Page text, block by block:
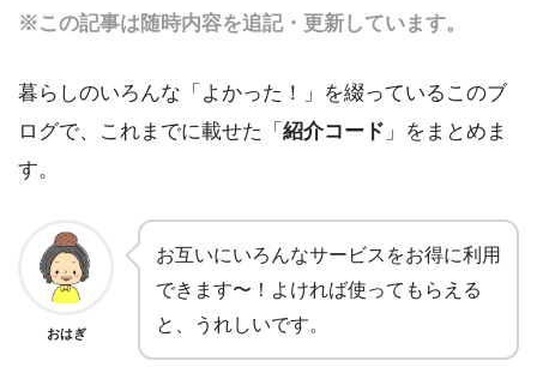
※この記事は随時内容を追記・更新しています。
暮らしのいろんな「よかった！」を綴っているこのブ
ログで、これまでに載せた「 紹介コード 」をまとめま
す。
おはぎ
お互いにいろんなサービスをお得に利用
できます〜！よければ使ってもらえる
と、うれしいです。